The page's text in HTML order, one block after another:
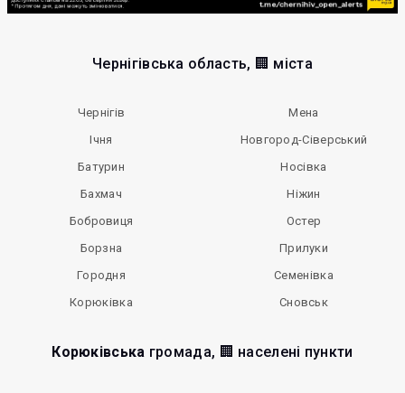
Чернігівська область, 🏢 міста
Чернігів
Ічня
Батурин
Бахмач
Бобровиця
Борзна
Городня
Корюківка
Мена
Новгород-Сіверський
Носівка
Ніжин
Остер
Прилуки
Семенівка
Сновськ
Корюківська громада, 🏢 населені пункти